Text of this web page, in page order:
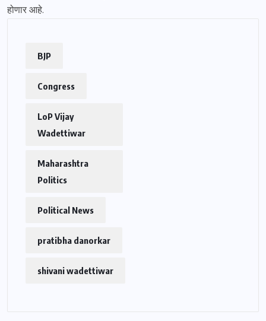
होणार आहे.
BJP
Congress
LoP Vijay
Wadettiwar
Maharashtra
Politics
Political News
pratibha danorkar
shivani wadettiwar